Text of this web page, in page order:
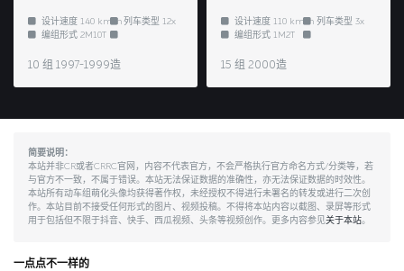
设计速度 140 km/h列车类型 12x
编组形式 2M10T
10 组 1997-1999造
设计速度 110 km/h列车类型 3x
编组形式 1M2T
15 组 2000造
简要说明：
本站并非CR或者CRRC官网，内容不代表官方，不会严格执行官方命名方式/分类等，若
与官方不一致，不属于错误。本站无法保证数据的准确性，亦无法保证数据的时效性。
本站所有动车组萌化头像均获得著作权，未经授权不得进行未署名的转发或进行二次创
作。本站目前不接受任何形式的图片、视频投稿。不得将本站内容以截图、录屏等形式
用于包括但不限于抖音、快手、西瓜视频、头条等视频创作。更多内容参见关于本站。
一点点不一样的